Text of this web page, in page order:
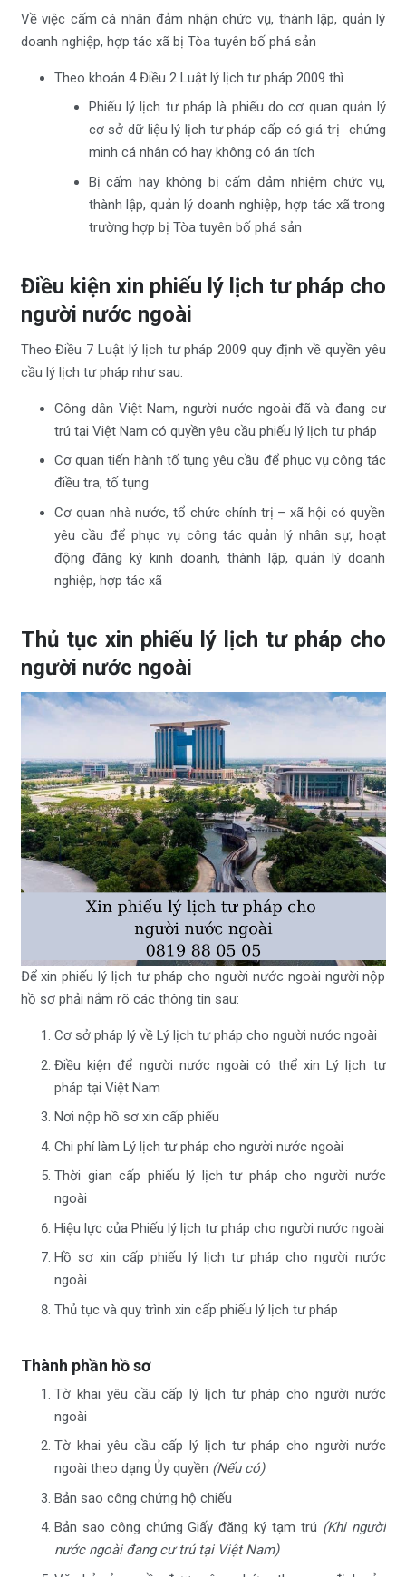
Về việc cấm cá nhân đảm nhận chức vụ, thành lập, quản lý
doanh nghiệp, hợp tác xã bị Tòa tuyên bố phá sản
Theo khoản 4 Điều 2 Luật lý lịch tư pháp 2009 thì
Phiếu lý lịch tư pháp là phiếu do cơ quan quản lý
cơ sở dữ liệu lý lịch tư pháp cấp có giá trị chứng
minh cá nhân có hay không có án tích
Bị cấm hay không bị cấm đảm nhiệm chức vụ,
thành lập, quản lý doanh nghiệp, hợp tác xã trong
trường hợp bị Tòa tuyên bố phá sản
Điều kiện xin phiếu lý lịch tư pháp cho
người nước ngoài
Theo Điều 7 Luật lý lịch tư pháp 2009 quy định về quyền yêu
cầu lý lịch tư pháp như sau:
Công dân Việt Nam, người nước ngoài đã và đang cư
trú tại Việt Nam có quyền yêu cầu phiếu lý lịch tư pháp
Cơ quan tiến hành tố tụng yêu cầu để phục vụ công tác
điều tra, tố tụng
Cơ quan nhà nước, tổ chức chính trị – xã hội có quyền
yêu cầu để phục vụ công tác quản lý nhân sự, hoạt
động đăng ký kinh doanh, thành lập, quản lý doanh
nghiệp, hợp tác xã
Thủ tục xin phiếu lý lịch tư pháp cho
người nước ngoài
Để xin phiếu lý lịch tư pháp cho người nước ngoài người nộp
hồ sơ phải nắm rõ các thông tin sau:
Cơ sở pháp lý về Lý lịch tư pháp cho người nước ngoài
Điều kiện để người nước ngoài có thể xin Lý lịch tư
pháp tại Việt Nam
Nơi nộp hồ sơ xin cấp phiếu
Chi phí làm Lý lịch tư pháp cho người nước ngoài
Thời gian cấp phiếu lý lịch tư pháp cho người nước
ngoài
Hiệu lực của Phiếu lý lịch tư pháp cho người nước ngoài
Hồ sơ xin cấp phiếu lý lịch tư pháp cho người nước
ngoài
Thủ tục và quy trình xin cấp phiếu lý lịch tư pháp
Thành phần hồ sơ
Tờ khai yêu cầu cấp lý lịch tư pháp cho người nước
ngoài
Tờ khai yêu cầu cấp lý lịch tư pháp cho người nước
ngoài theo dạng Ủy quyền (Nếu có)
Bản sao công chứng hộ chiếu
Bản sao công chứng Giấy đăng ký tạm trú (Khi người
nước ngoài đang cư trú tại Việt Nam)